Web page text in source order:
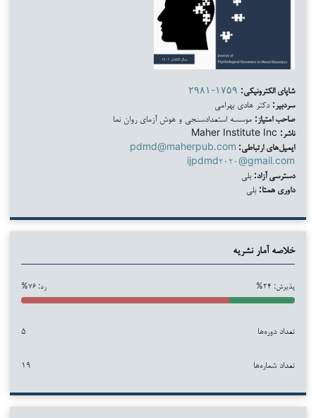
شاپای الکترونیکی: ۲۹۸۱-۱۷۵۹
سردبیر: دکتر هادی بهرامی
صاحب امتیاز: موسسه استعدادسنجی و هوش آزمای روان نما
ناشر:
ایمیل‌های ارتباطی: pdmd@maherpub.com
ijpdmd۲۰۲۰@gmail.com
دسترسی آزاد: بلی
داوری همتا: بلی
خلاصه آمار نشریه
پذیرش: ۲۴% رد: ۷۶%
تعداد دوره‌ها ۵
تعداد شماره‌ها ۱۹